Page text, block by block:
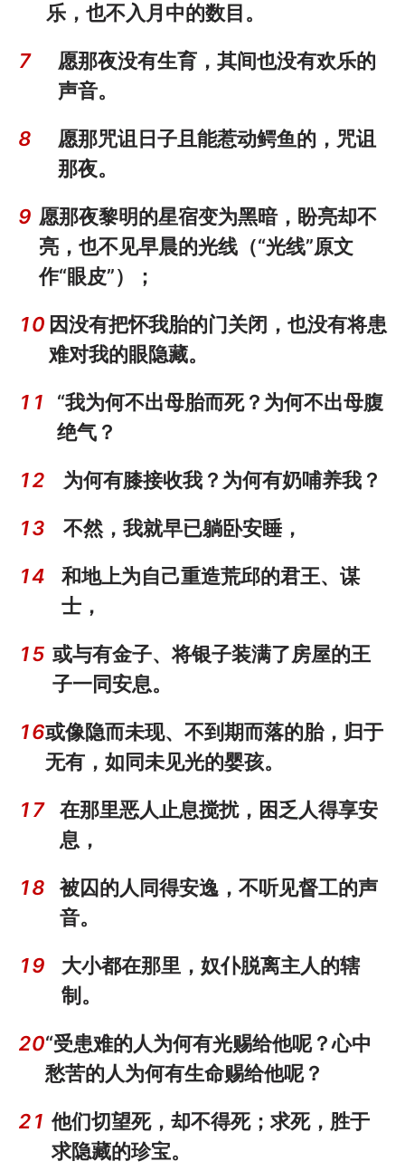
乐，也不入月中的数目。
7
愿那夜没有生育，其间也没有欢乐的
声音。
8
愿那咒诅日子且能惹动鳄鱼的，咒诅
那夜。
9 愿那夜黎明的星宿变为黑暗，盼亮却不
亮，也不见早晨的光线（“光线”原文
作“眼皮”）；
10 因没有把怀我胎的门关闭，也没有将患
难对我的眼隐藏。
11
“我为何不出母胎而死？为何不出母腹
绝气？
12 为何有膝接收我？为何有奶哺养我？
13 不然，我就早已躺卧安睡，
14
和地上为自己重造荒邱的君王、谋
士，
15 或与有金子、将银子装满了房屋的王
子一同安息。
16或像隐而未现、不到期而落的胎，归于
无有，如同未见光的婴孩。
17
在那里恶人止息搅扰，困乏人得享安
息，
18
被囚的人同得安逸，不听见督工的声
音。
19
大小都在那里，奴仆脱离主人的辖
制。
20“受患难的人为何有光赐给他呢？心中
愁苦的人为何有生命赐给他呢？
21 他们切望死，却不得死；求死，胜于
求隐藏的珍宝。